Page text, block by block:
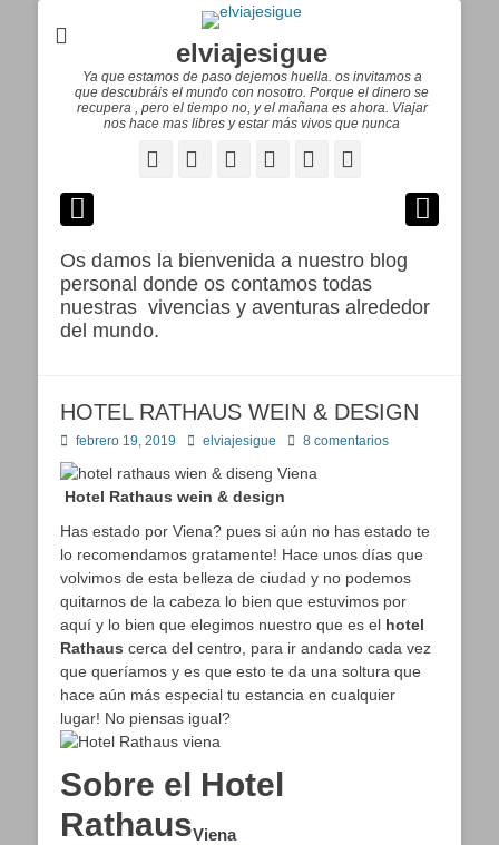
elviajesigue
Ya que estamos de paso dejemos huella. os invitamos a
que descubráis el mundo con nosotro. Porque el dinero se
recupera , pero el tiempo no, y el mañana es ahora. Viajar
nos hace mas libres y estar más vivos que nunca
Facebook
CorreoWordPress
PinterestYouTube
Os damos la bienvenida a nuestro blog
personal donde os contamos todas
nuestras vivencias y aventuras alrededor
del mundo.
HOTEL RATHAUS WEIN & DESIGN
Publicado
en
febrero 19, 2019 Autorelviajesigue 8 comentarios
Hotel Rathaus wein & design
Has estado por Viena? pues si aún no has estado te
lo recomendamos gratamente! Hace unos días que
volvimos de esta belleza de ciudad y no podemos
quitarnos de la cabeza lo bien que estuvimos por
aquí y lo bien que elegimos nuestro que es el hotel
Rathaus cerca del centro, para ir andando cada vez
que queríamos y es que esto te da una soltura que
hace aún más especial tu estancia en cualquier
lugar! No piensas igual?
Sobre el Hotel
RathausViena